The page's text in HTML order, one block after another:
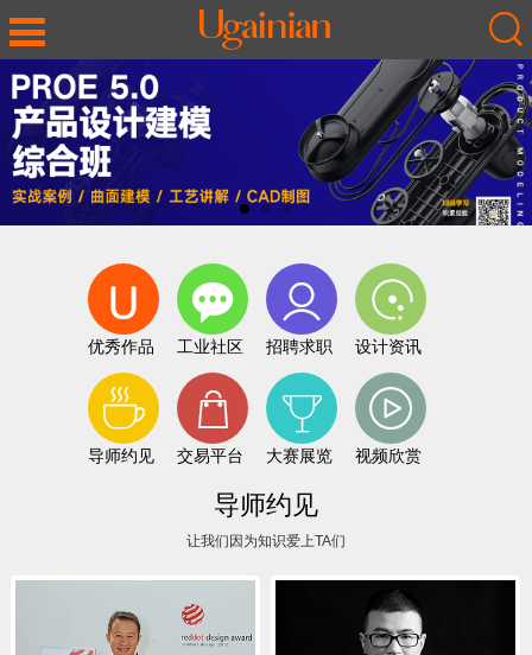
优秀作品 工业社区 招聘求职 设计资讯
导师约见 交易平台 大赛展览 视频欣赏
导师约见
让我们因为知识爱上TA们